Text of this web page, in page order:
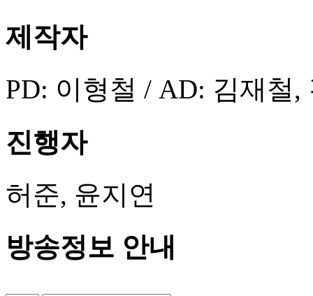
제작자
PD: 이형철 / AD: 김재철
진행자
허준, 윤지연
방송정보 안내